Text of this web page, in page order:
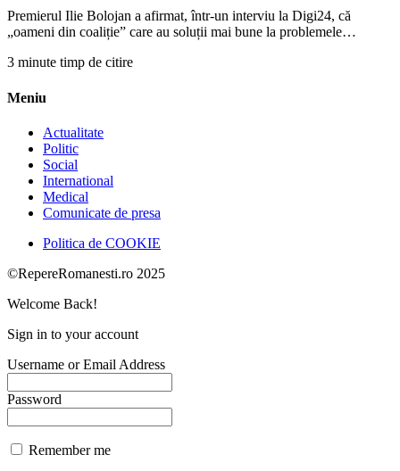
Premierul Ilie Bolojan a afirmat, într-un interviu la Digi24, că
„oameni din coaliție” care au soluții mai bune la problemele…
3 minute timp de citire
Meniu
Actualitate
Politic
Social
International
Medical
Comunicate de presa
Politica de COOKIE
©RepereRomanesti.ro 2025
Welcome Back!
Sign in to your account
Username or Email Address
Password
Remember me